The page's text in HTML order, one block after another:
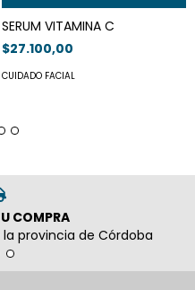
SERUM VITAMINA C
$27.100,00
CUIDADO FACIAL
COMPRA
provincia de Córdoba